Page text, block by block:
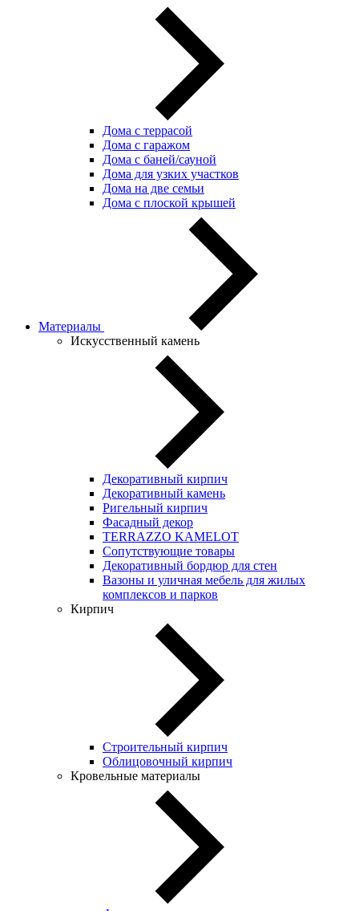
Дома с террасой
Дома с гаражом
Дома с баней/сауной
Дома для узких участков
Дома на две семьи
Дома с плоской крышей
Материалы
Искусственный камень
Декоративный кирпич
Декоративный камень
Ригельный кирпич
Фасадный декор
TERRAZZO KAMELOT
Сопутствующие товары
Декоративный бордюр для стен
Вазоны и уличная мебель для жилых
комплексов и парков
Кирпич
Строительный кирпич
Облицовочный кирпич
Кровельные материалы